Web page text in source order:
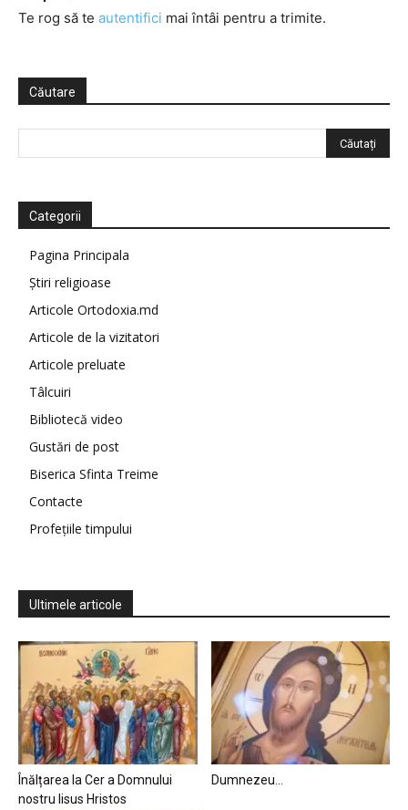
Te rog să te autentifici mai întâi pentru a trimite.
Căutare
Categorii
Pagina Principala
Știri religioase
Articole Ortodoxia.md
Articole de la vizitatori
Articole preluate
Tâlcuiri
Bibliotecă video
Gustări de post
Biserica Sfinta Treime
Contacte
Profețiile timpului
Ultimele articole
Înălțarea la Cer a Domnului
nostru Iisus Hristos
Dumnezeu…